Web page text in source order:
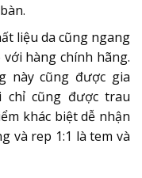
liệu da cũng ngang
hàng chính hãng.
này cũng được gia
chỉ cũng được trau
khác biệt dễ nhận
và rep 1:1 là tem và